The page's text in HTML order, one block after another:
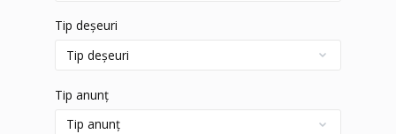
Tip deșeuri
Tip anunț